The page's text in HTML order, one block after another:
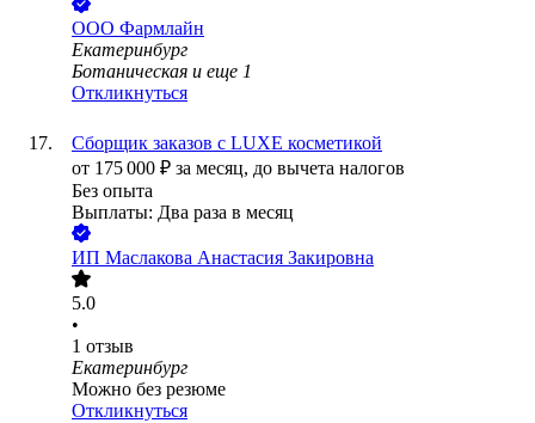
ООО Фармлайн
Екатеринбург
Ботаническая и еще 1
Откликнуться
Сборщик заказов с LUXE косметикой
от 175 000 ₽ за месяц, до вычета налогов
Без опыта
Выплаты: Два раза в месяц
ИП Маслакова Анастасия Закировна
5.0
•
1 отзыв
Екатеринбург
Можно без резюме
Откликнуться